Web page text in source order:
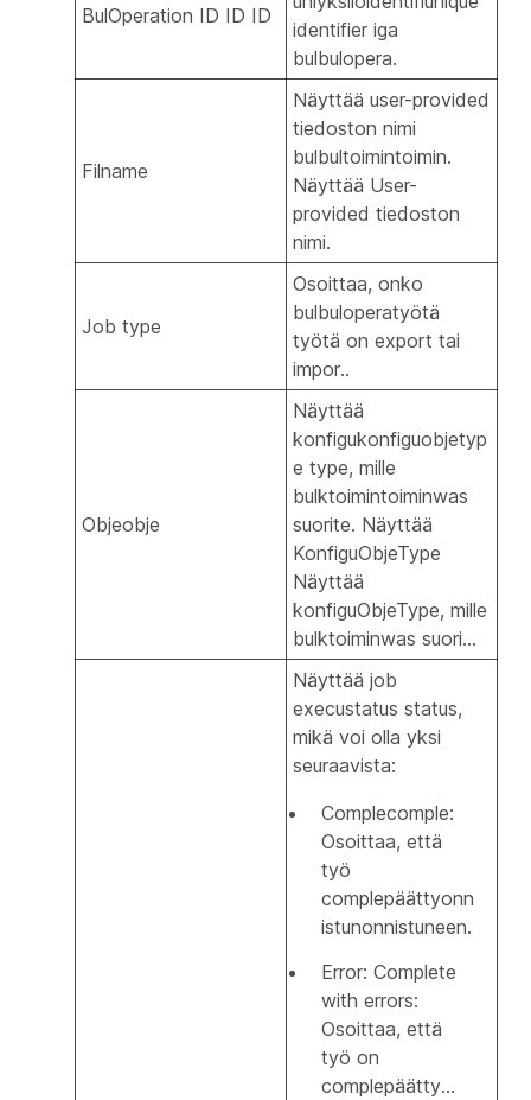
BulOperation ID ID ID
identifier iga
bulbulopera.
Filname
Näyttää user-provided
tiedoston nimi
bulbultoimintoimin.
Näyttää User-
provided tiedoston
nimi.
Job type
Osoittaa, onko
bulbuloperatyötä
työtä on export tai
impor..
Objeobje
Näyttää
konfigukonfiguobjetyp
e type, mille
bulktoimintoiminwas
suorite. Näyttää
KonfiguObjeType
Näyttää
konfiguObjeType, mille
bulktoiminwas suori...
Näyttää job
execustatus status,
mikä voi olla yksi
seuraavista:
Complecomple:
Osoittaa, että
työ
complepäättyonn
istunonnistuneen.
Error: Complete
with errors:
Osoittaa, että
työ on
complepäätty...